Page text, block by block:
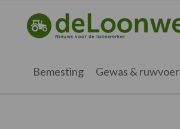
hoofdnavigatie
hoofd
voettekst
deloonwerker.nl
Bemesting Gewas & ruwvoer